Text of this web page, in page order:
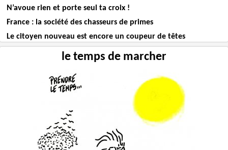
N’avoue rien et porte seul ta croix !
France : la société des chasseurs de primes
Le citoyen nouveau est encore un coupeur de têtes
le temps de marcher